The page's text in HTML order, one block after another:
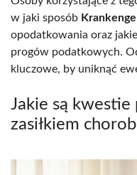
w jaki sposób
opodatkowania oraz
progów podatkowych.
kluczowe, by uniknąć
Jakie są
zasiłkiem